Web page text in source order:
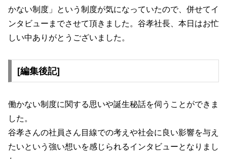
かない制度」という制度が気になっていたので、併せてイ
ンタビューまでさせて頂きました。谷孝社長、本日はお忙
しい中ありがとうございました。
[編集後記]
働かない制度に関する思いや誕生秘話を伺うことができま
した。
谷孝さんの社員さん目線での考えや社会に良い影響を与え
たいという強い想いを感じられるインタビューとなりまし